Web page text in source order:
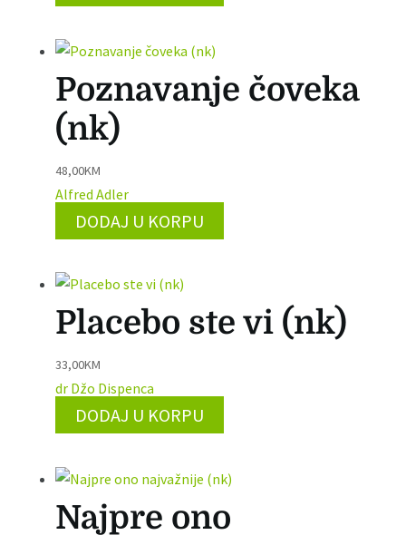
Poznavanje čoveka
(nk)
48,00KM
Alfred Adler
DODAJ U KORPU
Placebo ste vi (nk)
33,00KM
dr Džo Dispenca
DODAJ U KORPU
Najpre ono